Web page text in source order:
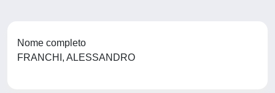
Nome completo
FRANCHI, ALESSANDRO